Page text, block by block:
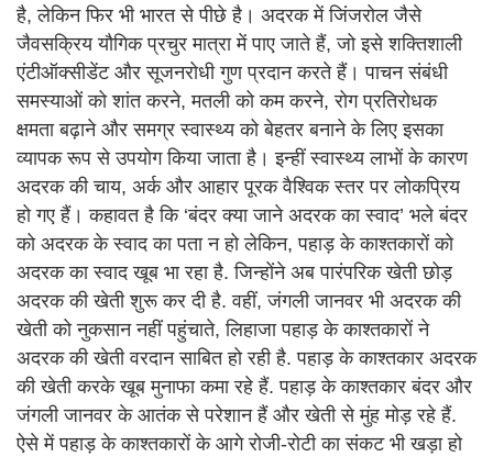
है, लेकिन फिर भी भारत से पीछे है। अदरक में जिंजरोल जैसे
जैवसक्रिय यौगिक प्रचुर मात्रा में पाए जाते हैं, जो इसे शक्तिशाली
एंटीऑक्सीडेंट और सूजनरोधी गुण प्रदान करते हैं। पाचन संबंधी
समस्याओं को शांत करने, मतली को कम करने, रोग प्रतिरोधक
क्षमता बढ़ाने और समग्र स्वास्थ्य को बेहतर बनाने के लिए इसका
व्यापक रूप से उपयोग किया जाता है। इन्हीं स्वास्थ्य लाभों के कारण
अदरक की चाय, अर्क और आहार पूरक वैश्विक स्तर पर लोकप्रिय
हो गए हैं। कहावत है कि ‘बंदर क्या जाने अदरक का स्वाद’ भले बंदर
को अदरक के स्वाद का पता न हो लेकिन, पहाड़ के काश्तकारों को
अदरक का स्वाद खूब भा रहा है. जिन्होंने अब पारंपरिक खेती छोड़
अदरक की खेती शुरू कर दी है. वहीं, जंगली जानवर भी अदरक की
खेती को नुकसान नहीं पहुंचाते, लिहाजा पहाड़ के काश्तकारों ने
अदरक की खेती वरदान साबित हो रही है. पहाड़ के काश्तकार अदरक
की खेती करके खूब मुनाफा कमा रहे हैं. पहाड़ के काश्तकार बंदर और
जंगली जानवर के आतंक से परेशान हैं और खेती से मुंह मोड़ रहे हैं.
ऐसे में पहाड़ के काश्तकारों के आगे रोजी-रोटी का संकट भी खड़ा हो